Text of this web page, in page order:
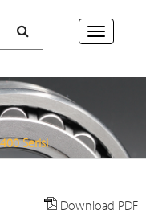
Serisi
Download PDF